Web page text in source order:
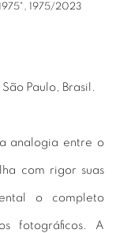
1975/2023
Paulo, Brasil.
analogia entre o
com rigor suas
o completo
fotográficos. A